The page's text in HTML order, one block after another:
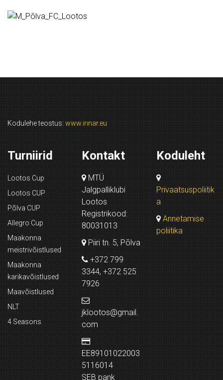
Kodulehe teostus: www.innar.eu
Turniirid
Lootos Cup
Lootos CUP
Põlva CUP
Allegro Cup
Maakonna
meistrivõistlused
Maakonna
karikavõistlused
Maavõistlused
NLT
4 Seasons
Kontakt
MTÜ
Jalgpalliklubi
Lootos
Registrikood:
80031013
Piiri tn. 5, Põlva
+372 799
3344, +372 525
7926
jklootos@gmail.
com
EE89101022003
5116014
SEB pank
Koduleht
Privaatsuspoliitik
a
Annetamise
poliitika